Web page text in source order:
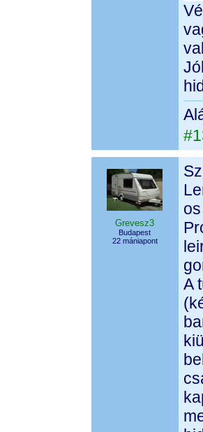
Grevesz3
Budapest
22 mániapont
A